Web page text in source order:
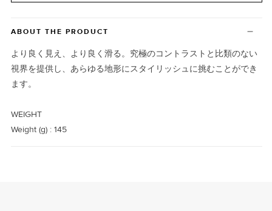
ABOUT THE PRODUCT
より良く見え、より良く滑る。究極のコントラストと比類のない
視界を提供し、あらゆる地形にスタイリッシュに挑むことができ
ます。
WEIGHT
Weight (g) : 145